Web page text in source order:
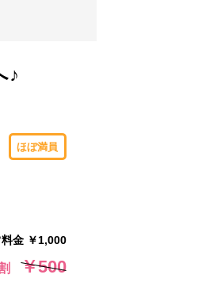
♪
ほぼ満員
金 ￥1,000
￥500